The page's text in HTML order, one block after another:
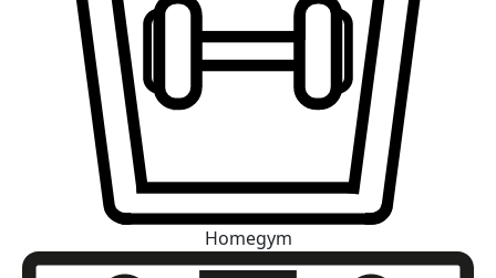
Homegym